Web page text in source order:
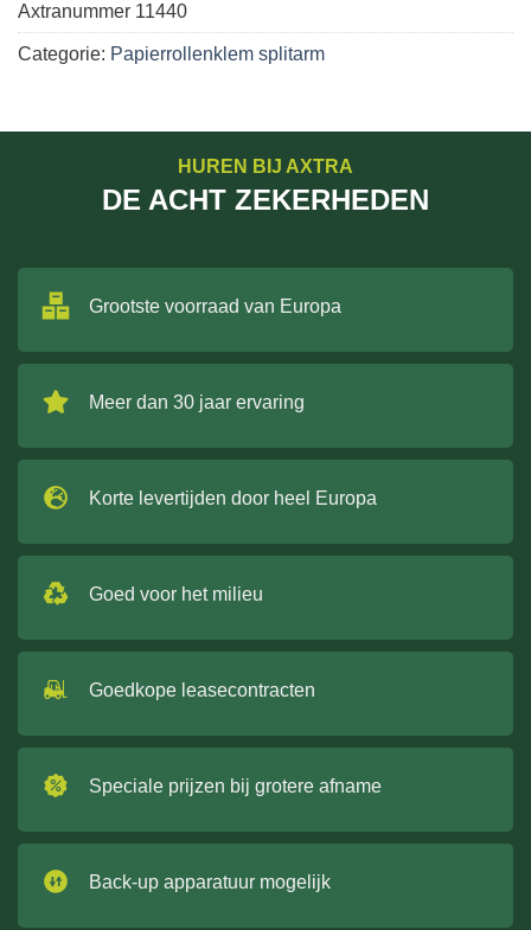
Axtranummer 11440
Categorie: Papierrollenklem splitarm
HUREN BIJ AXTRA
DE ACHT ZEKERHEDEN
Grootste voorraad van Europa
Meer dan 30 jaar ervaring
Korte levertijden door heel Europa
Goed voor het milieu
Goedkope leasecontracten
Speciale prijzen bij grotere afname
Back-up apparatuur mogelijk